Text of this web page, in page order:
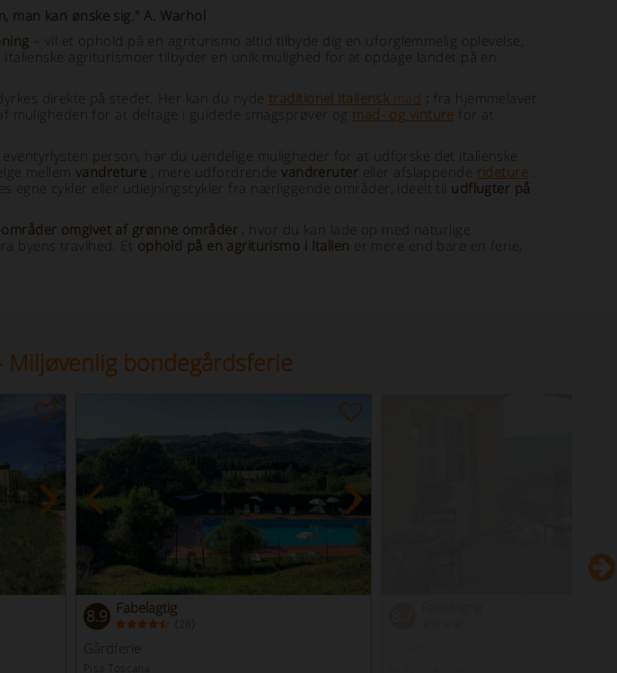
man kan ønske sig." A. Warhol
– vil et ophold på en agriturismo altid tilbyde dig en uforglemmelig oplevelse,
agriturismoer tilbyder en unik mulighed for at opdage landet på en
direkte på stedet. Her kan du nyde traditionel italienskmad : fra hjemmelavet
muligheden for at deltage i guidede smagsprøver og mad- og vinture for at
person, har du uendelige muligheder for at udforske det italienske
mellem vandreture , mere udfordrendevandreruter eller afslappende rideture .
cykler eller udlejningscykler fra nærliggende områder, ideelt til udflugter på
områder omgivet af grønne områder , hvor du kan lade op med naturlige
byens travlhed. Et ophold på en agriturismo i Italien er mere end bare en ferie,
Miljøvenlig bondegårdsferie
8.9 Fabelagtig
(28 )
Gårdferie
Pisa Toscana